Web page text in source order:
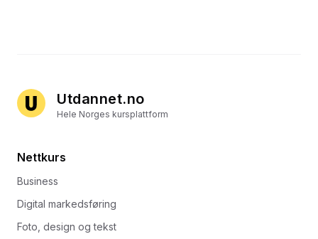
Utdannet.no
Hele Norges kursplattform
Nettkurs
Business
Digital markedsføring
Foto, design og tekst